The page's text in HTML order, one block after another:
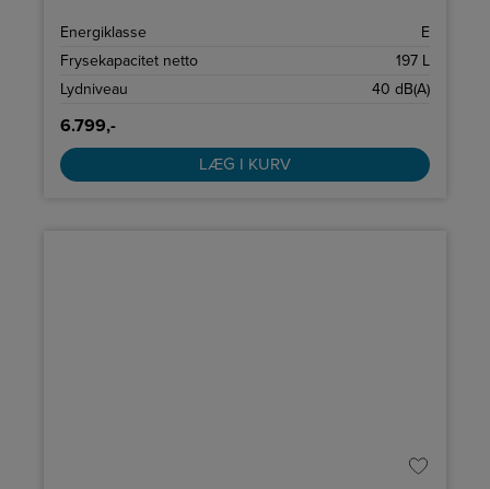
Energiklasse
E
Frysekapacitet netto
197 L
Lydniveau
40 dB(A)
6.799,-
LÆG I KURV